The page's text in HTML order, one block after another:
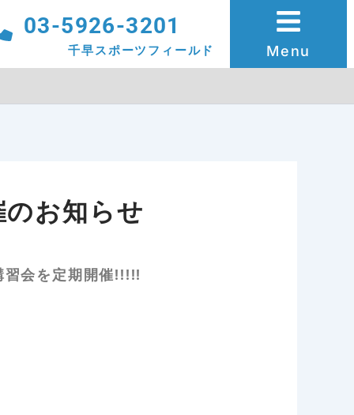
03-5926-3201
千早スポーツフィールド Menu
お知らせ
習会を定期開催!!!!!